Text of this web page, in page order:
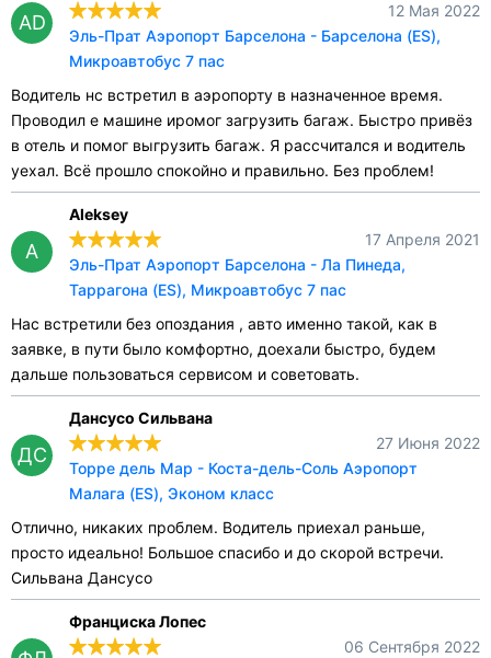
AD
12 Мая 2022
Эль-Прат Аэропорт Барселона - Барселона (ES),
Микроавтобус 7 пас
Водитель нс встретил в аэропорту в назначенное время.
Проводил е машине иромог загрузить багаж. Быстро привёз
в отель и помог выгрузить багаж. Я рассчитался и водитель
уехал. Всё прошло спокойно и правильно. Без проблем!
A
Aleksey
17 Апреля 2021
Эль-Прат Аэропорт Барселона - Ла Пинеда,
Таррагона (ES), Микроавтобус 7 пас
Нас встретили без опоздания , авто именно такой, как в
заявке, в пути было комфортно, доехали быстро, будем
дальше пользоваться сервисом и советовать.
ДС
Дансусо Сильвана
27 Июня 2022
Торре дель Мар - Коста-дель-Соль Аэропорт
Малага (ES), Эконом класс
Отлично, никаких проблем. Водитель приехал раньше,
просто идеально! Большое спасибо и до скорой встречи.
Сильвана Дансусо
Франциска Лопес
06 Сентября 2022